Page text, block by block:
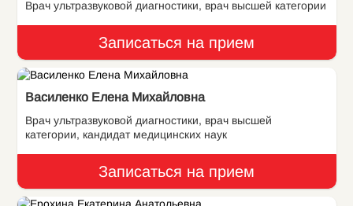
Врач ультразвуковой диагностики, врач высшей категории
Записаться на прием
Василенко Елена Михайловна
Врач ультразвуковой диагностики, врач высшей
категории, кандидат медицинских наук
Записаться на прием